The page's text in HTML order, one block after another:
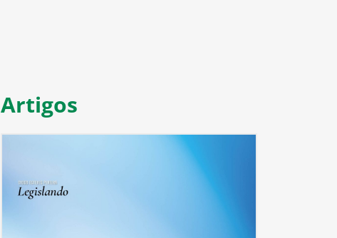
Artigos